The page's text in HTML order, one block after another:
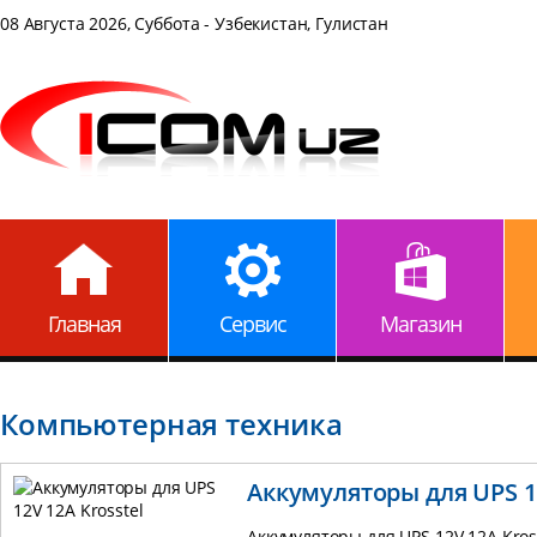
08 Августа 2026, Суббота - Узбекистан, Гулистан
Главная Сервис Магазин
Компьютерная техника
Аккумуляторы для UPS